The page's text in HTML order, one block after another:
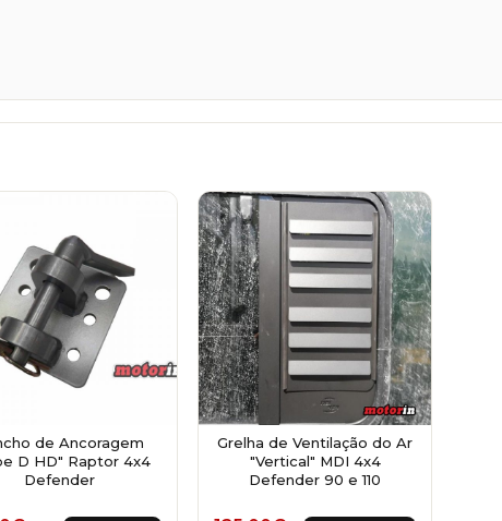
de Ancoragem
D HD" Raptor 4x4
Defender
Grelha de Ventilação do Ar
"Vertical" MDI 4x4
Defender 90 e 110